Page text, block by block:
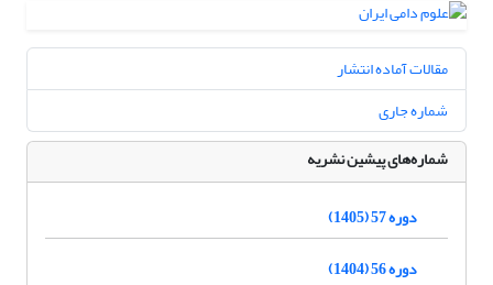
مقالات آماده انتشار
شماره جاری
شماره‌های پیشین نشریه
دوره 57 (1405)
دوره 56 (1404)